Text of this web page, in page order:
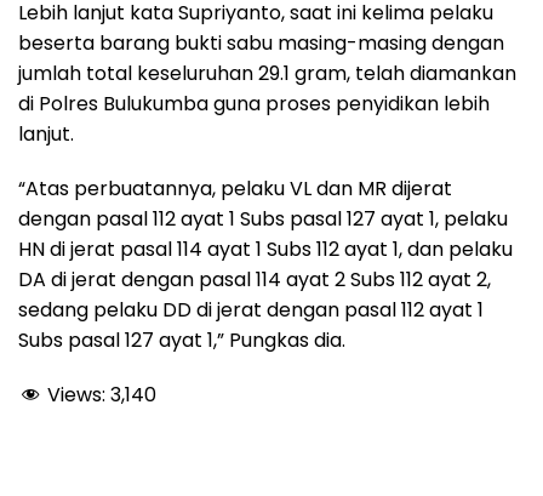
Lebih lanjut kata Supriyanto, saat ini kelima pelaku
beserta barang bukti sabu masing-masing dengan
jumlah total keseluruhan 29.1 gram, telah diamankan
di Polres Bulukumba guna proses penyidikan lebih
lanjut.
“Atas perbuatannya, pelaku VL dan MR dijerat
dengan pasal 112 ayat 1 Subs pasal 127 ayat 1, pelaku
HN di jerat pasal 114 ayat 1 Subs 112 ayat 1, dan pelaku
DA di jerat dengan pasal 114 ayat 2 Subs 112 ayat 2,
sedang pelaku DD di jerat dengan pasal 112 ayat 1
Subs pasal 127 ayat 1,” Pungkas dia.
Views: 3,140